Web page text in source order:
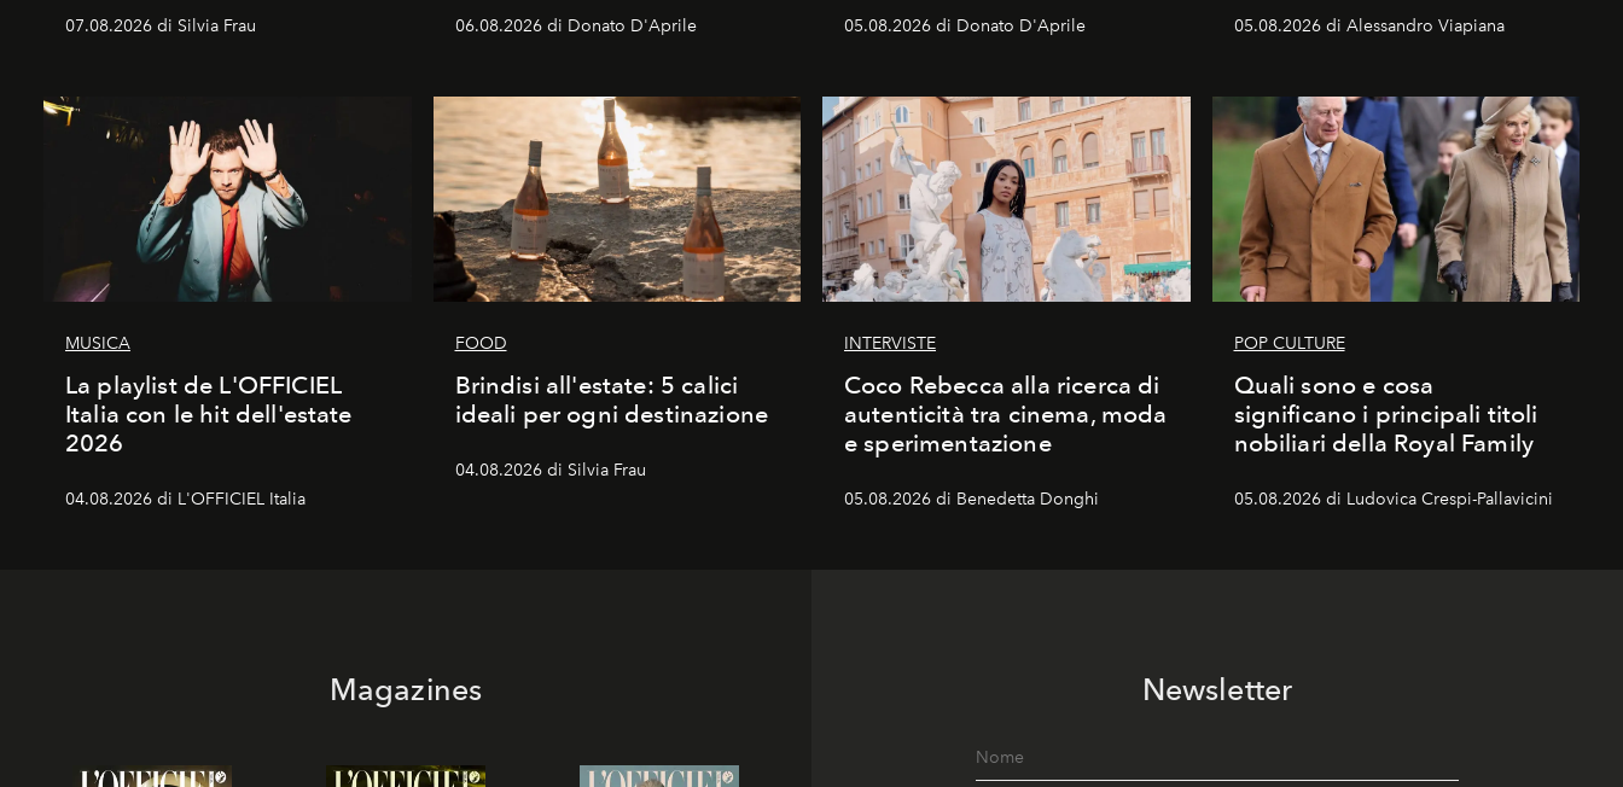
07.08.2026 di Silvia Frau 06.08.2026 di Donato D'Aprile 05.08.2026 di Donato D'Aprile 05.08.2026 di Alessandro Viapiana
MUSICA
La playlist de L'OFFICIEL
Italia con le hit dell'estate
2026
04.08.2026 di L'OFFICIEL Italia
FOOD
Brindisi all'estate: 5 calici
ideali per ogni destinazione
04.08.2026 di Silvia Frau
INTERVISTE
Coco Rebecca alla ricerca di
autenticità tra cinema, moda
e sperimentazione
05.08.2026 di Benedetta Donghi
POP CULTURE
Quali sono e cosa
significano i principali titoli
nobiliari della Royal Family
05.08.2026 di Ludovica Crespi-Pallavicini
Magazines Newsletter